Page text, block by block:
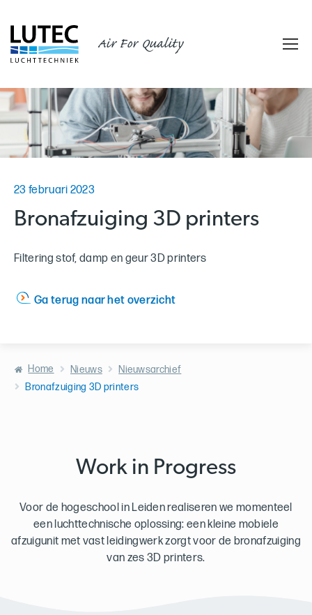
Air For Quality
23 februari 2023
Bronafzuiging 3D printers
Filtering stof, damp en geur 3D printers
Ga terug naar het overzicht
Home Nieuws
Nieuwsarchief
Bronafzuiging 3D printers
Work in Progress
Voor de hogeschool in Leiden realiseren we momenteel
een luchttechnische oplossing: een kleine mobiele
afzuigunit met vast leidingwerk zorgt voor de bronafzuiging
van zes 3D printers.